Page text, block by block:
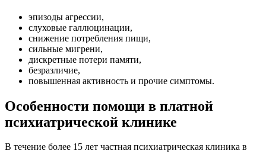
эпизоды агрессии,
слуховые галлюцинации,
снижение потребления пищи,
сильные мигрени,
дискретные потери памяти,
безразличие,
повышенная активность и прочие симптомы.
Особенности помощи в платной
психиатрической клинике
В течение более 15 лет частная психиатрическая клиника в